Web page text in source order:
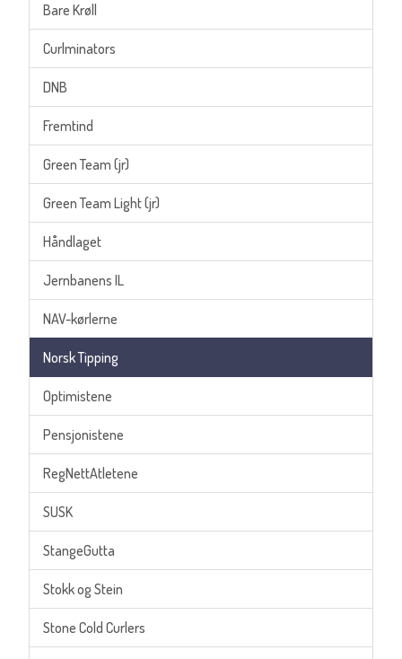
Bare Krøll
Curlminators
DNB
Fremtind
Green Team (jr)
Green Team Light (jr)
Håndlaget
Jernbanens IL
NAV-kørlerne
Norsk Tipping
Optimistene
Pensjonistene
RegNettAtletene
SUSK
StangeGutta
Stokk og Stein
Stone Cold Curlers